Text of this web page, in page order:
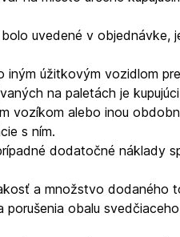
uvedené v objednávke,
iným úžitkovým vozidlom
na paletách je
vozíkom alebo inou
s ním.
dodatočné náklady
a množstvo dodaného
obalu